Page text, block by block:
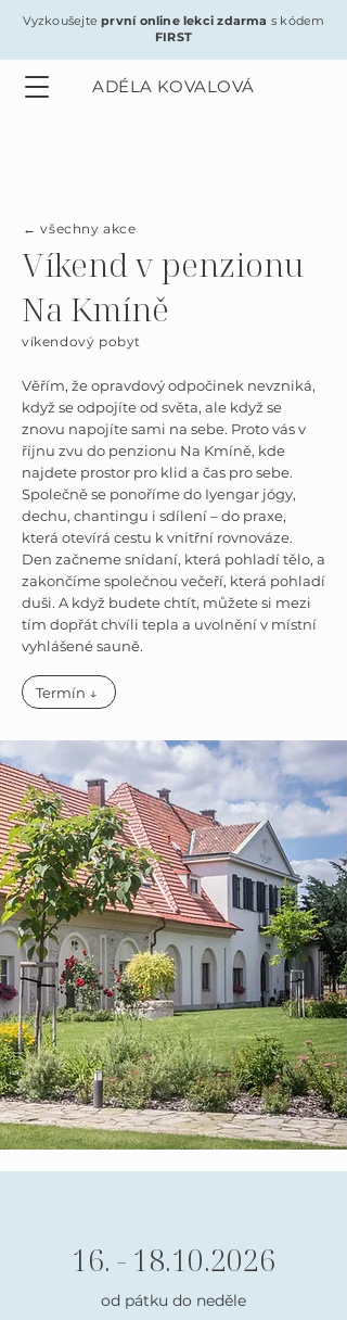
Vyzkoušejteprvní online lekci zdarma s kódem
FIRST
ADÉLA KOVALOVÁ
← všechny akce
Víkendv penzionu
Na Kmíně
víkendový pobyt
Věřím, že opravdový odpočinek nevzniká,
když se odpojíte od světa, ale když se
znovu napojíte sami na sebe. Proto vás v
říjnu zvu do penzionu Na Kmíně, kde
najdete prostor pro klid a čas pro sebe.
Společně se ponoříme do Iyengar jógy,
dechu, chantingu i sdílení – do praxe,
která otevírá cestu k vnitřní rovnováze.
Den začneme snídaní, která pohladí tělo, a
zakončíme společnou večeří, která pohladí
duši. A když budete chtít, můžete si mezi
tím dopřát chvíli tepla a uvolnění v místní
vyhlášené sauně.
Termín ↓
16. - 18.10.2026
od pátku do neděle